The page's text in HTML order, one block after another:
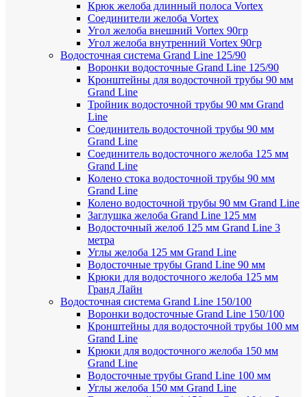
Крюк желоба длинный полоса Vortex
Соединители желоба Vortex
Угол желоба внешний Vortex 90гр
Угол желоба внутренний Vortex 90гр
Водосточная система Grand Line 125/90
Воронки водосточные Grand Line 125/90
Кронштейны для водосточной трубы 90 мм
Grand Line
Тройник водосточной трубы 90 мм Grand
Line
Соединитель водосточной трубы 90 мм
Grand Line
Соединитель водосточного желоба 125 мм
Grand Line
Колено стока водосточной трубы 90 мм
Grand Line
Колено водосточной трубы 90 мм Grand Line
Заглушка желоба Grand Line 125 мм
Водосточный желоб 125 мм Grand Line 3
метра
Углы желоба 125 мм Grand Line
Водосточные трубы Grand Line 90 мм
Крюки для водосточного желоба 125 мм
Гранд Лайн
Водосточная система Grand Line 150/100
Воронки водосточные Grand Line 150/100
Кронштейны для водосточной трубы 100 мм
Grand Line
Крюки для водосточного желоба 150 мм
Grand Line
Водосточные трубы Grand Line 100 мм
Углы желоба 150 мм Grand Line